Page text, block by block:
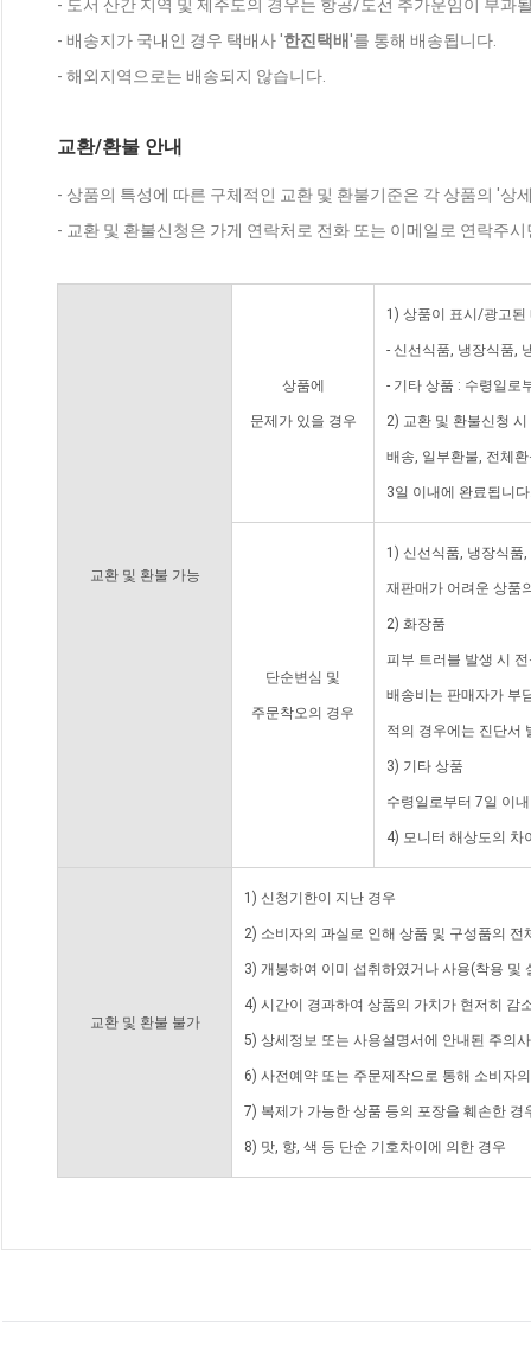
- 도서 산간 지역 및 제주도의 경우는 항공/도선 추가운임이 부과
- 배송지가 국내인 경우 택배사 '한진택배'를 통해 배송됩니다.
- 해외지역으로는 배송되지 않습니다.
교환/환불 안내
- 상품의 특성에 따른 구체적인 교환 및 환불기준은 각 상품의 '상
- 교환 및 환불신청은 가게 연락처로 전화 또는 이메일로 연락주
교환 및 환불 가능
상품에
문제가 있을 경우
1) 상품이 표시/광고된
- 신선식품, 냉장식품,
- 기타 상품 : 수령일로
2) 교환 및 환불신청
배송, 일부환불, 전체
3일 이내에 완료됩니
단순변심 및
주문착오의 경우
1) 신선식품, 냉장식품
재판매가 어려운 상품
2) 화장품
피부 트러블 발생 시
배송비는 판매자가 부
적의 경우에는 진단서
3) 기타 상품
수령일로부터 7일 이
4) 모니터 해상도의 차
교환 및 환불 불가
1) 신청기한이 지난 경우
2) 소비자의 과실로 인해 상품 및 구성품의
3) 개봉하여 이미 섭취하였거나 사용(착용 및
4) 시간이 경과하여 상품의 가치가 현저히 감
5) 상세정보 또는 사용설명서에 안내된 주의
6) 사전예약 또는 주문제작으로 통해 소비자
7) 복제가 가능한 상품 등의 포장을 훼손한 경
8) 맛, 향, 색 등 단순 기호차이에 의한 경우